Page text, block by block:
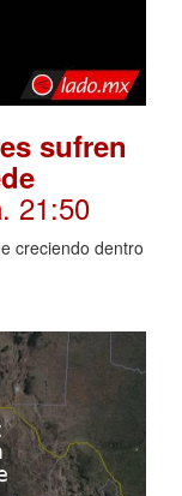
sufren
. 21:50
creciendo dentro